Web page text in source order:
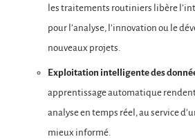
les traitements routiniers libère
pour l’analyse, l’innovation ou le
nouveaux projets.
Exploitation intelligente des
apprentissage automatique
analyse en temps réel, au service
mieux informé.